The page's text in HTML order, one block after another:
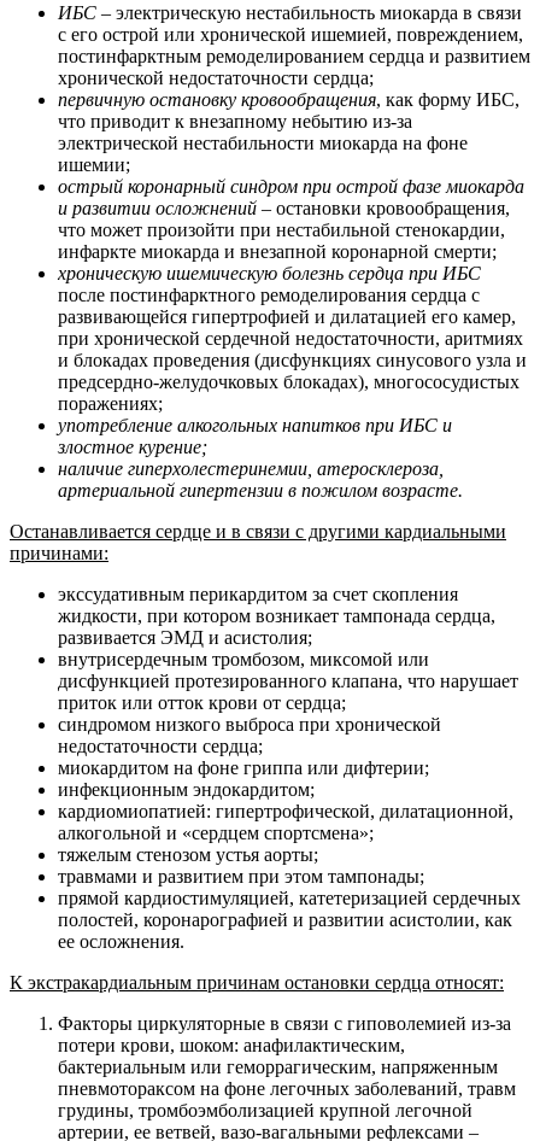
ИБС – электрическую нестабильность миокарда в связи
с его острой или хронической ишемией, повреждением,
постинфарктным ремоделированием сердца и развитием
хронической недостаточности сердца;
первичную остановку кровообращения, как форму ИБС,
что приводит к внезапному небытию из-за
электрической нестабильности миокарда на фоне
ишемии;
острый коронарный синдром при острой фазе миокарда
и развитии осложнений – остановки кровообращения,
что может произойти при нестабильной стенокардии,
инфаркте миокарда и внезапной коронарной смерти;
хроническую ишемическую болезнь сердца при ИБС
после постинфарктного ремоделирования сердца с
развивающейся гипертрофией и дилатацией его камер,
при хронической сердечной недостаточности, аритмиях
и блокадах проведения (дисфункциях синусового узла и
предсердно-желудочковых блокадах), многососудистых
поражениях;
употребление алкогольных напитков при ИБС и
злостное курение;
наличие гиперхолестеринемии, атеросклероза,
артериальной гипертензии в пожилом возрасте.
Останавливается сердце и в связи с другими кардиальными
причинами:
экссудативным перикардитом за счет скопления
жидкости, при котором возникает тампонада сердца,
развивается ЭМД и асистолия;
внутрисердечным тромбозом, миксомой или
дисфункцией протезированного клапана, что нарушает
приток или отток крови от сердца;
синдромом низкого выброса при хронической
недостаточности сердца;
миокардитом на фоне гриппа или дифтерии;
инфекционным эндокардитом;
кардиомиопатией: гипертрофической, дилатационной,
алкогольной и «сердцем спортсмена»;
тяжелым стенозом устья аорты;
травмами и развитием при этом тампонады;
прямой кардиостимуляцией, катетеризацией сердечных
полостей, коронарографией и развитии асистолии, как
ее осложнения.
К экстракардиальным причинам остановки сердца относят:
Факторы циркуляторные в связи с гиповолемией из-за
потери крови, шоком: анафилактическим,
бактериальным или геморрагическим, напряженным
пневмотораксом на фоне легочных заболеваний, травм
грудины, тромбоэмболизацией крупной легочной
артерии, ее ветвей, вазо-вагальными рефлексами –